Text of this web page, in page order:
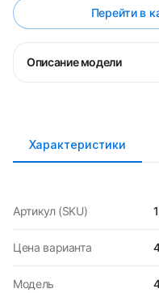
Перейти в
Описание модели
Характеристики
Артикул (SKU)
Цена варианта
Модель